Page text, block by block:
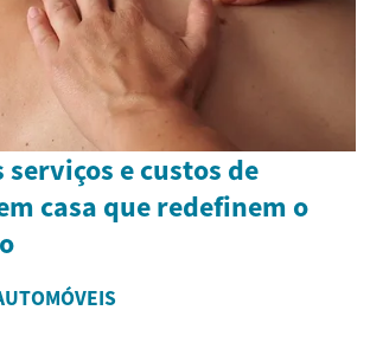
serviços e custos de
casa que redefinem o